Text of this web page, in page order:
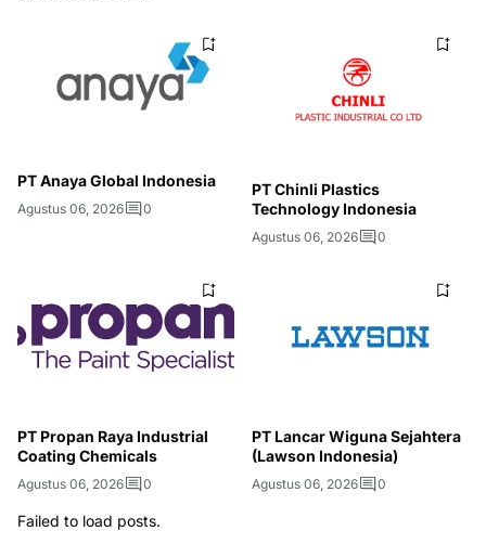
PT Anaya Global Indonesia
Agustus 06, 2026 0
PT Chinli Plastics
Technology Indonesia
Agustus 06, 2026 0
PT Propan Raya Industrial
Coating Chemicals
Agustus 06, 2026 0
PT Lancar Wiguna Sejahtera
(Lawson Indonesia)
Agustus 06, 2026 0
Failed to load posts.